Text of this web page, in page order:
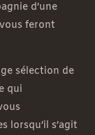
d’une
feront
sélection de
qui
lorsqu’il s’agit